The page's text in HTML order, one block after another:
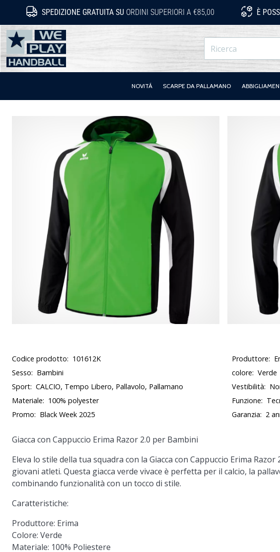
SPEDIZIONE GRATUITA SU ORDINI SUPERIORI A €85,00 È
WePlayHandball.it
NOVITÁ SCARPE DA PALLAMANO
Codice prodotto: 101612K Produttore:
Sesso: Bambini colore: Verde
Sport: CALCIO, Tempo Libero, Pallavolo, Pallamano Vestibilità:
Materiale: 100% polyester Funzione:
Promo: Black Week 2025 Garanzia: 2
Giacca con Cappuccio Erima Razor 2.0 per Bambini
Eleva lo stile della tua squadra con la Giacca con Cappuccio Erima
giovani atleti. Questa giacca verde vivace è perfetta per il calcio, la
combinando funzionalità con un tocco di stile.
Caratteristiche:
Produttore: Erima
Colore: Verde
Materiale: 100% Poliestere